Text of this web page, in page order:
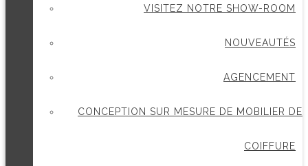
VISITEZ NOTRE SHOW-ROOM
NOUVEAUTÉS
AGENCEMENT
CONCEPTION SUR MESURE DE MOBILIER DE
COIFFURE